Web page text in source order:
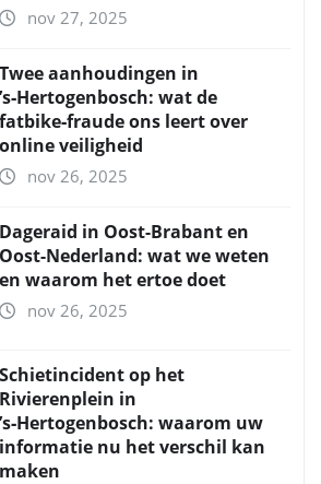
nov 27, 2025
Twee aanhoudingen in
’s‑Hertogenbosch: wat de
fatbike‑fraude ons leert over
online veiligheid
nov 26, 2025
Dageraid in Oost-Brabant en
Oost-Nederland: wat we weten
en waarom het ertoe doet
nov 26, 2025
Schietincident op het
Rivierenplein in
’s‑Hertogenbosch: waarom uw
informatie nu het verschil kan
maken